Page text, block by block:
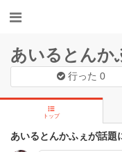
あいるとんか
行った0
トップ
あいるとんかふぇが話題